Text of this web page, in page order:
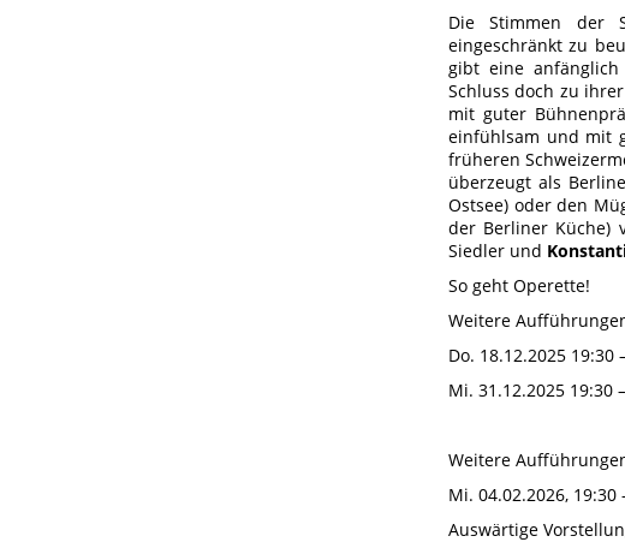
Die Stimmen der
eingeschränkt zu
gibt eine
Schluss doch zu
mit guter
einfühlsam und mit
früheren
überzeugt als
Ostsee) oder den
der Berliner Küche)
Siedler und
So geht Operette!
Weitere
Do. 18.12.2025 19:30
Mi. 31.12.2025 19:30
Weitere
Mi. 04.02.2026, 19:30
Auswärtige